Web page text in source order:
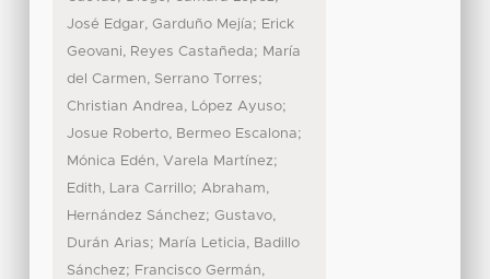
José Edgar, Garduño Mejía; Erick
Geovani, Reyes Castañeda; María
del Carmen, Serrano Torres;
Christian Andrea, López Ayuso;
Josue Roberto, Bermeo Escalona;
Mónica Edén, Varela Martínez;
Edith, Lara Carrillo; Abraham,
Hernández Sánchez; Gustavo,
Durán Arias; María Leticia, Badillo
Sánchez; Francisco Germán,